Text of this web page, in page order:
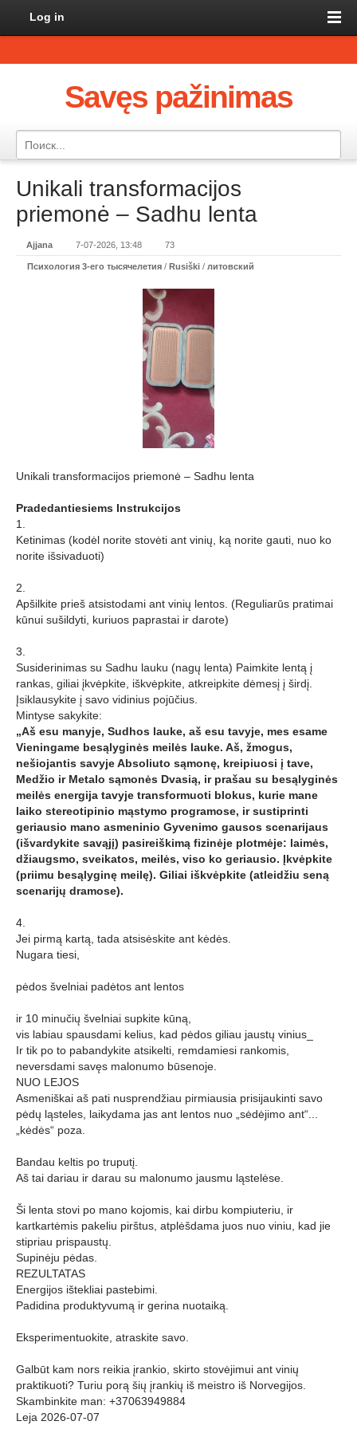
Log in
Savęs pažinimas
Unikali transformacijos
priemonė – Sadhu lenta
Ajjana 7-07-2026, 13:48 73
Психология 3-его тысячелетия / Rusiški / литовский
Unikali transformacijos priemonė – Sadhu lenta
Рradedantiesiems Instrukcijos
1.
Ketinimas (kodėl norite stovėti ant vinių, ką norite gauti, nuo ko
norite išsivaduoti)
2.
Apšilkite prieš atsistodami ant vinių lentos. (Reguliarūs pratimai
kūnui sušildyti, kuriuos paprastai ir darote)
3.
Susiderinimas su Sadhu lauku (nagų lenta) Paimkite lentą į
rankas, giliai įkvėpkite, iškvėpkite, atkreipkite dėmesį į širdį.
Įsiklausykite į savo vidinius pojūčius.
Mintyse sakykite:
„Aš esu manyje, Sudhos lauke, aš esu tavyje, mes esame
Vieningame besąlyginės meilės lauke. Aš, žmogus,
nešiojantis savyje Absoliuto sąmonę, kreipiuosi į tave,
Medžio ir Metalo sąmonės Dvasią, ir prašau su besąlyginės
meilės energija tavyje transformuoti blokus, kurie mane
laiko stereotipinio mąstymo programose, ir sustiprinti
geriausio mano asmeninio Gyvenimo gausos scenarijaus
(išvardykite savąjį) pasireiškimą fizinėje plotmėje: laimės,
džiaugsmo, sveikatos, meilės, viso ko geriausio. Įkvėpkite
(priimu besąlyginę meilę). Giliai iškvėpkite (atleidžiu seną
scenarijų dramose).
4.
Jei pirmą kartą, tada atsisėskite ant kėdės.
Nugara tiesi,
pėdos švelniai padėtos ant lentos
ir 10 minučių švelniai supkite kūną,
vis labiau spausdami kelius, kad pėdos giliau jaustų vinius_
Ir tik po to pabandykite atsikelti, remdamiesi rankomis,
neversdami savęs malonumo būsenoje.
NUO LEJOS
Asmeniškai aš pati nusprendžiau pirmiausia prisijaukinti savo
pėdų ląsteles, laikydama jas ant lentos nuo „sėdėjimo ant“...
„kėdės“ poza.
Bandau keltis po truputį.
Aš tai dariau ir darau su malonumo jausmu ląstelėse.
Ši lenta stovi po mano kojomis, kai dirbu kompiuteriu, ir
kartkartėmis pakeliu pirštus, atplėšdama juos nuo viniu, kad jie
stipriau prispaustų.
Supinėju pėdas.
REZULTATAS
Energijos ištekliai pastebimi.
Padidina produktyvumą ir gerina nuotaiką.
Eksperimentuokite, atraskite savo.
Galbūt kam nors reikia įrankio, skirto stovėjimui ant vinių
praktikuoti? Turiu porą šių įrankių iš meistro iš Norvegijos.
Skambinkite man: +37063949884
Leja 2026-07-07